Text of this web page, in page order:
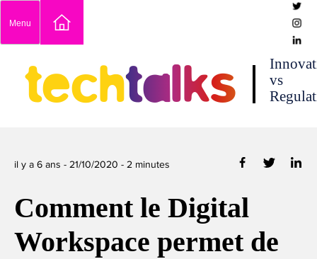
content
Menu
techtalks
vs
il y a 6 ans - 21/10/2020 - 2 minutes
Comment le Digital
Workspace permet de